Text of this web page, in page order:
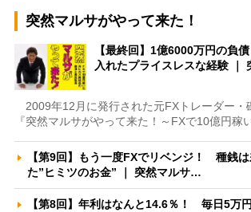
突然マルサがやって来た！
【最終回】1億6000万円の負
入れたプライスレスな経験 ｜
2009年12月に発行された元FXトレーダー・
『突然マルサがやって来た！～FXで10億円稼
【第9回】もう一度FXでリベンジ！ 種銭
た”ヒミツのお金” ｜ 突然マルサ…
【第8回】年利はなんと14.6％！ 毎日5万